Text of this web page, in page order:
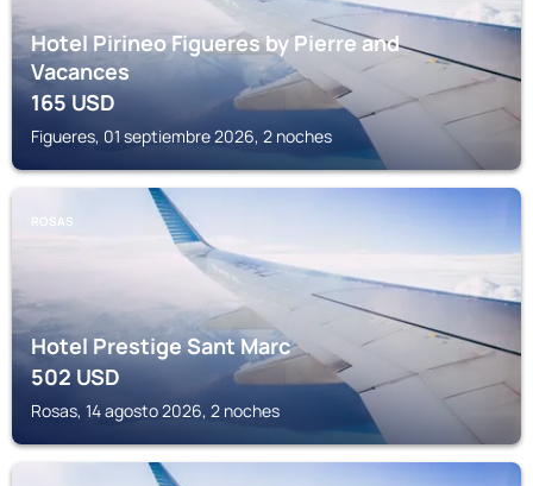
Hotel Pirineo Figueres by Pierre and
Vacances
165USD
Figueres, 01 septiembre 2026, 2 noches
ROSAS
Hotel Prestige Sant Marc
502USD
Rosas, 14 agosto 2026, 2 noches